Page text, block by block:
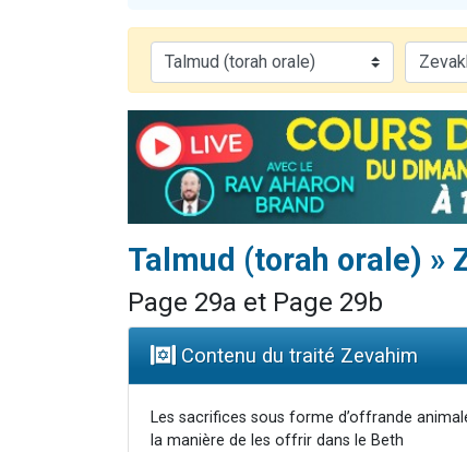
Talmud (torah orale) »
Page 29a et Page 29b
Contenu du traité Zevahim
Les sacrifices sous forme d’offrande
la manière de les offrir dans le Beth